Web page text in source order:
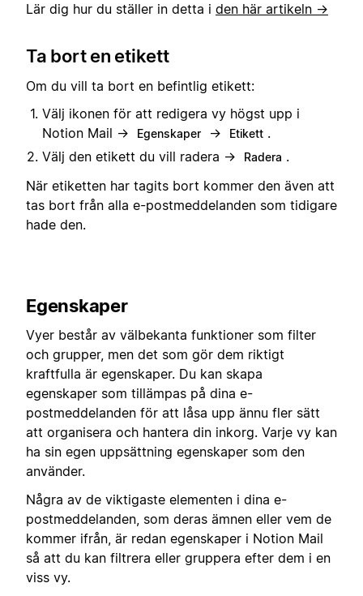
Lär dig hur du ställer in detta i den här artikeln →
Ta bort en etikett
Om du vill ta bort en befintlig etikett:
Välj ikonen för att redigera vy högst upp i
Notion Mail →
Egenskaper → Etikett .
Välj den etikett du vill radera →
Radera .
När etiketten har tagits bort kommer den även att
tas bort från alla e-postmeddelanden som tidigare
hade den.
Egenskaper
Vyer består av välbekanta funktioner som filter
och grupper, men det som gör dem riktigt
kraftfulla är egenskaper. Du kan skapa
egenskaper som tillämpas på dina e-
postmeddelanden för att låsa upp ännu fler sätt
att organisera och hantera din inkorg. Varje vy kan
ha sin egen uppsättning egenskaper som den
använder.
Några av de viktigaste elementen i dina e-
postmeddelanden, som deras ämnen eller vem de
kommer ifrån, är redan egenskaper i Notion Mail
så att du kan filtrera eller gruppera efter dem i en
viss vy.